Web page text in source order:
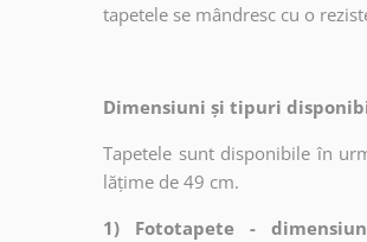
tapetele se mândresc cu o
Dimensiuni și tipuri
Tapetele sunt disponibile în
lățime de 49 cm.
1) Fototapete -